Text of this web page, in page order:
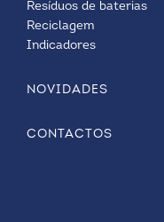
Resíduos de baterias
Reciclagem
Indicadores
NOVIDADES
CONTACTOS